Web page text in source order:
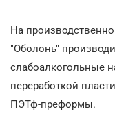
На
"Оболонь"
слабоалкогольные
переработкой
ПЭТф-преформы.